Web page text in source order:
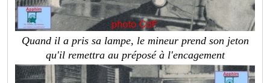
Quand il a pris sa lampe, le mineur prend son jeton
qu'il remettra au préposé à l'encagement